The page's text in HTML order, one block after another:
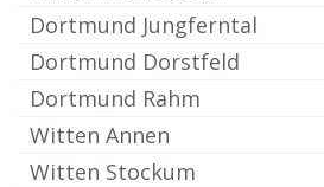
Dortmund Jungferntal
Dortmund Dorstfeld
Dortmund Rahm
Witten Annen
Witten Stockum